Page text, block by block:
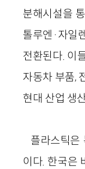
분해시설을
톨루엔·자일
전환된다. 이
자동차 부품,
현대 산업 생
플라스틱은
이다. 한국은